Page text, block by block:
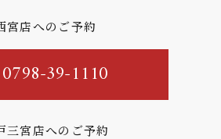
宮店へのご予約
0798-39-1110
三宮店へのご予約